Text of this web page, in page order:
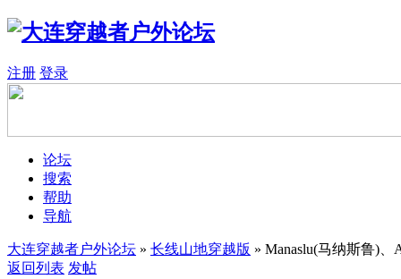
注册 登录
论坛
搜索
帮助
导航
大连穿越者户外论坛 » 长线山地穿越版 » Manaslu(马纳斯鲁)
返回列表 发帖